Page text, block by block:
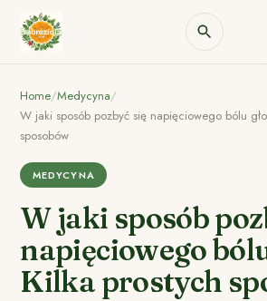
Home/Medycyna/
W jaki sposób pozbyć się napięciowego bólu
sposobów
MEDYCYNA
W jaki sposób
napięciowego
Kilka prostych